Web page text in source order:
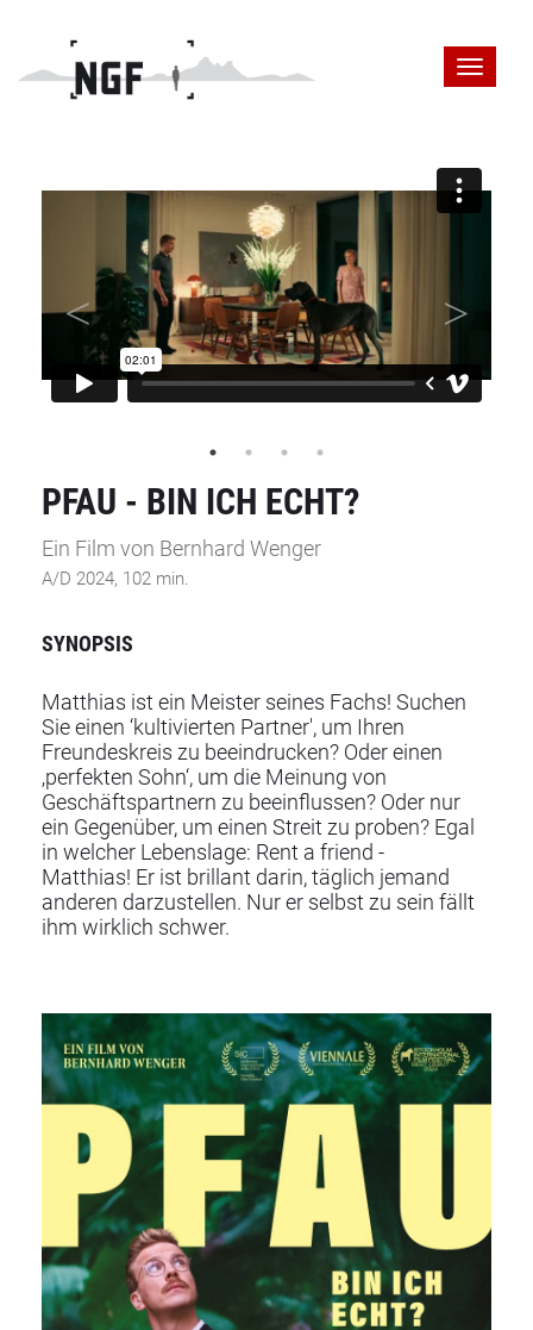
PFAU - BIN ICH ECHT?
Ein Film von Bernhard Wenger
A/D 2024, 102 min.
SYNOPSIS
Matthias ist ein Meister seines Fachs! Suchen
Sie einen ‘kultivierten Partner', um Ihren
Freundeskreis zu beeindrucken? Oder einen
‚perfekten Sohn‘, um die Meinung von
Geschäftspartnern zu beeinflussen? Oder nur
ein Gegenüber, um einen Streit zu proben? Egal
in welcher Lebenslage: Rent a friend -
Matthias! Er ist brillant darin, täglich jemand
anderen darzustellen. Nur er selbst zu sein fällt
ihm wirklich schwer.